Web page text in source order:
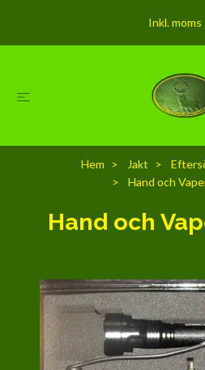
Inkl. moms
Hem Jakt
Hand och
Hand och